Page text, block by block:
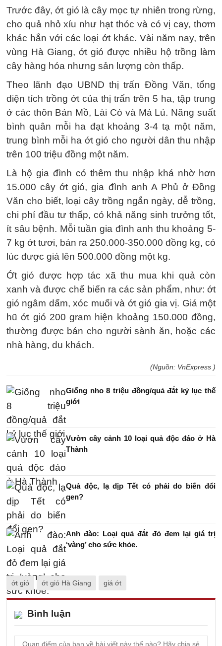
Trước đây, ớt gió là cây mọc tự nhiên trong rừng,
cho quả nhỏ xíu như hạt thóc và có vị cay, thơm
khác hẳn với các loại ớt khác. Vài năm nay, trên
vùng Hà Giang, ớt gió được nhiều hộ trồng làm
cây hàng hóa nhưng sản lượng còn thấp.
Theo lãnh đạo UBND thị trấn Đồng Văn, tổng
diện tích trồng ớt của thị trấn trên 5 ha, tập trung
ở các thôn Bản Mồ, Lài Cò và Má Lủ. Năng suất
bình quân mỗi ha đạt khoảng 3-4 tạ một năm,
trung bình mỗi ha ớt gió cho người dân thu nhập
trên 100 triệu đồng một năm.
Là hộ gia đình có thêm thu nhập khá nhờ hơn
15.000 cây ớt gió, gia đình anh A Phủ ở Đồng
Văn cho biết, loại cây trồng ngắn ngày, dễ trồng,
chi phí đầu tư thấp, có khả năng sinh trưởng tốt,
ít sâu bệnh. Mỗi tuần gia đình anh thu khoảng 5-
7 kg ớt tươi, bán ra 250.000-350.000 đồng kg, có
lúc được giá lên 500.000 đồng một kg.
Ớt gió được hợp tác xã thu mua khi quả còn
xanh và được chế biến ra các sản phẩm, như: ớt
gió ngâm dấm, xóc muối và ớt gió gia vị. Giá một
hũ ớt gió 200 gram hiện khoảng 150.000 đồng,
thường được bán cho người sành ăn, hoặc các
nhà hàng, du khách.
(Nguồn: VnExpress )
Giống nho 8 triệu đồng/quả đắt kỷ lục thế
giới
Vườn cây cảnh 10 loại quả độc đáo ở Hà
Thành
Quả độc, lạ dịp Tết có phải do biến đổi
gen?
Anh đào: Loại quả đắt đỏ đem lại giá trị
‘vàng’ cho sức khỏe.
ớt gió ớt gió Hà Giang giá ớt
Bình luận